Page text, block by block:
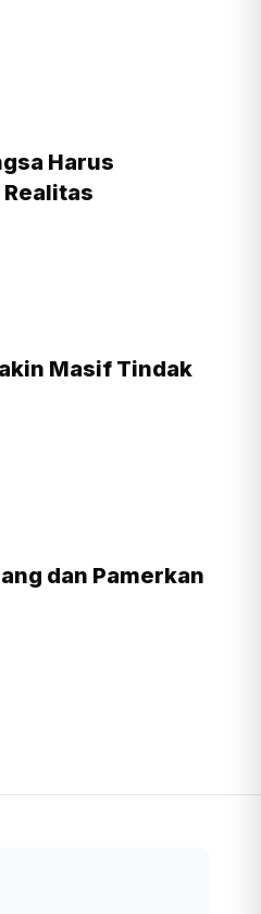
Harus
Realitas
Masif Tindak
dan Pamerkan